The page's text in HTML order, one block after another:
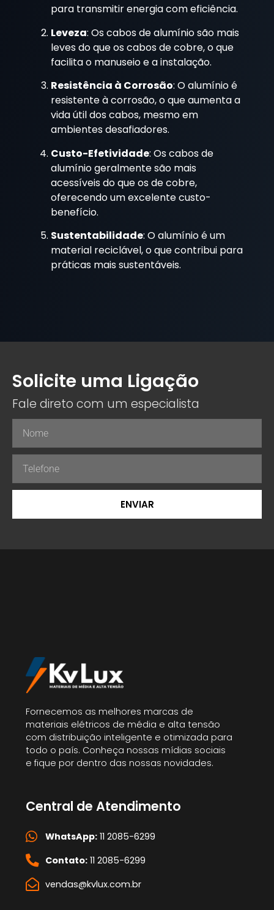
para transmitir energia com eficiência.
Leveza: Os cabos de alumínio são mais
leves do que os cabos de cobre, o que
facilita o manuseio e a instalação.
Resistência à Corrosão: O alumínio é
resistente à corrosão, o que aumenta a
vida útil dos cabos, mesmo em
ambientes desafiadores.
Custo-Efetividade: Os cabos de
alumínio geralmente são mais
acessíveis do que os de cobre,
oferecendo um excelente custo-
benefício.
Sustentabilidade: O alumínio é um
material reciclável, o que contribui para
práticas mais sustentáveis.
Solicite uma Ligação
Fale direto com um especialista
ENVIAR
Fornecemos as melhores marcas de
materiais elétricos de média e alta tensão
com distribuição inteligente e otimizada para
todo o país. Conheça nossas mídias sociais
e fique por dentro das nossas novidades.
Central de Atendimento
WhatsApp:11 2085-6299
Contato:11 2085-6299
vendas@kvlux.com.br